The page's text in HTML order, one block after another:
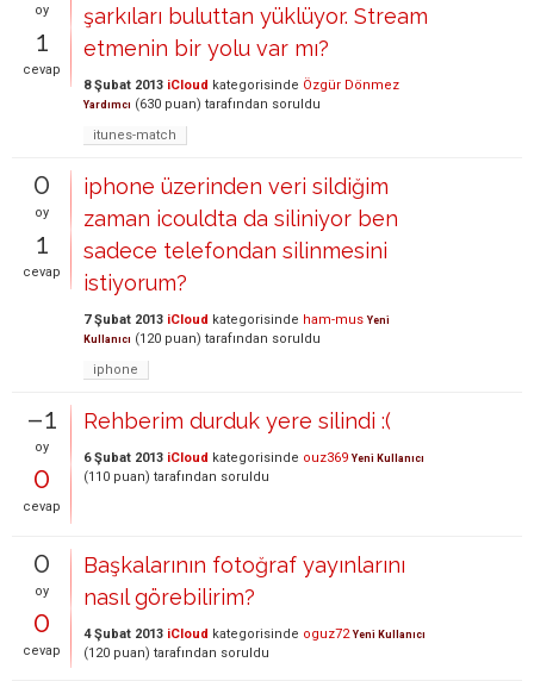
oy
1
cevap
şarkıları buluttan yüklüyor. Stream
etmenin bir yolu var mı?
8 Şubat 2013 iCloud kategorisinde Özgür Dönmez
Yardımcı (630 puan) tarafından soruldu
itunes-match
0
oy
1
cevap
iphone üzerinden veri sildiğim
zaman icouldta da siliniyor ben
sadece telefondan silinmesini
istiyorum?
7 Şubat 2013 iCloud kategorisinde ham-mus Yeni
Kullanıcı (120 puan) tarafından soruldu
iphone
–1
oy
0
cevap
Rehberim durduk yere silindi :(
6 Şubat 2013 iCloud kategorisinde ouz369 Yeni Kullanıcı
(110 puan) tarafından soruldu
0
oy
0
cevap
Başkalarının fotoğraf yayınlarını
nasıl görebilirim?
4 Şubat 2013 iCloud kategorisinde oguz72 Yeni Kullanıcı
(120 puan) tarafından soruldu